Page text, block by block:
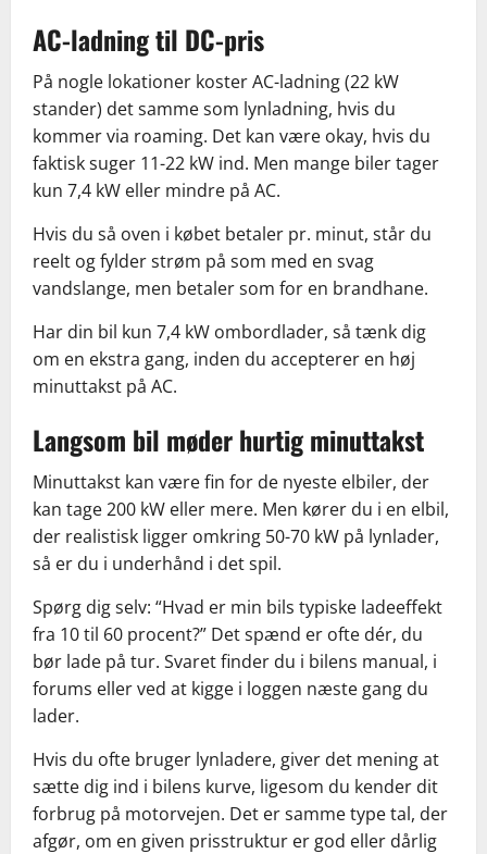
AC-ladning til DC-pris
På nogle lokationer koster AC-ladning (22 kW
stander) det samme som lynladning, hvis du
kommer via roaming. Det kan være okay, hvis du
faktisk suger 11-22 kW ind. Men mange biler tager
kun 7,4 kW eller mindre på AC.
Hvis du så oven i købet betaler pr. minut, står du
reelt og fylder strøm på som med en svag
vandslange, men betaler som for en brandhane.
Har din bil kun 7,4 kW ombordlader, så tænk dig
om en ekstra gang, inden du accepterer en høj
minuttakst på AC.
Langsom bil møder hurtig minuttakst
Minuttakst kan være fin for de nyeste elbiler, der
kan tage 200 kW eller mere. Men kører du i en elbil,
der realistisk ligger omkring 50-70 kW på lynlader,
så er du i underhånd i det spil.
Spørg dig selv: “Hvad er min bils typiske ladeeffekt
fra 10 til 60 procent?” Det spænd er ofte dér, du
bør lade på tur. Svaret finder du i bilens manual, i
forums eller ved at kigge i loggen næste gang du
lader.
Hvis du ofte bruger lynladere, giver det mening at
sætte dig ind i bilens kurve, ligesom du kender dit
forbrug på motorvejen. Det er samme type tal, der
afgør, om en given prisstruktur er god eller dårlig